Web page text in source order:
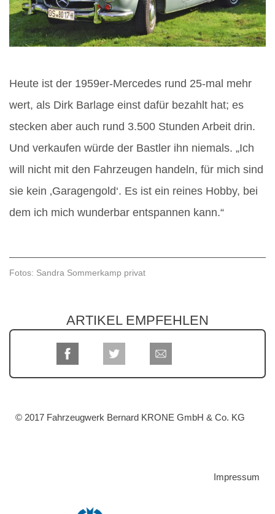
Heute ist der 1959er-Mercedes rund 25-mal mehr
wert, als Dirk Barlage einst dafür bezahlt hat; es
stecken aber auch rund 3.500 Stunden Arbeit drin.
Und verkaufen würde der Bastler ihn niemals. „Ich
will nicht mit den Fahrzeugen handeln, für mich sind
sie kein ‚Garagengold‘. Es ist ein reines Hobby, bei
dem ich mich wunderbar entspannen kann.“
Fotos: Sandra Sommerkamp privat
ARTIKEL EMPFEHLEN
© 2017 Fahrzeugwerk Bernard KRONE GmbH & Co. KG
Impressum